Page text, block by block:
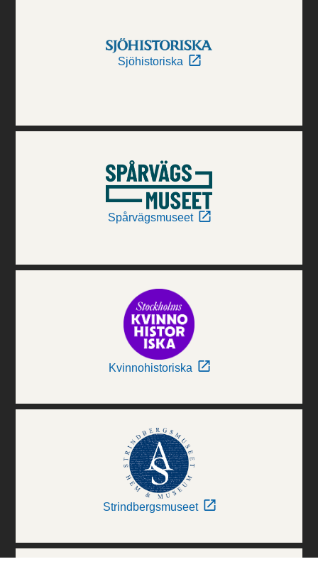
Sjöhistoriska
Spårvägsmuseet
Kvinnohistoriska
Strindbergsmuseet